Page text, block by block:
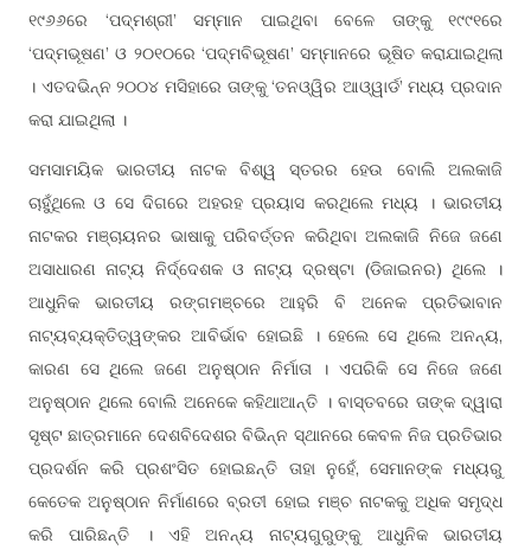
୧୯୬୬ରେ ‘ପଦ୍ମଶ୍ରୀ’ ସମ୍ମାନ ପାଇଥିବା ବେଳେ ତାଙ୍କୁ ୧୯୯୧ରେ
‘ପଦ୍ମଭୂଷଣ’ ଓ ୨୦୧୦ରେ ‘ପଦ୍ମବିଭୂଷଣ’ ସମ୍ମାନରେ ଭୂଷିତ କରାଯାଇଥିଲା
। ଏତଦଭିନ୍ନ ୨୦୦୪ ମସିହାରେ ତାଙ୍କୁ ‘ତନଓ୍ୱିର ଆଓ୍ୱାର୍ଡ’ ମଧ୍ୟ ପ୍ରଦାନ
କରା ଯାଇଥିଲା ।
ସମସାମୟିକ ଭାରତୀୟ ନାଟକ ବିଶ୍ୱ ସ୍ତରର ହେଉ ବୋଲି ଅଲକାଜି
ଚାହୁଁଥିଲେ ଓ ସେ ଦିଗରେ ଅହରହ ପ୍ରୟାସ କରଥିଲେ ମଧ୍ୟ । ଭାରତୀୟ
ନାଟକର ମଞ୍ଚାୟନର ଭାଷାକୁ ପରିବର୍ତ୍ତନ କରିଥିବା ଅଲକାଜି ନିଜେ ଜଣେ
ଅସାଧାରଣ ନାଟ୍ୟ ନିର୍ଦ୍ଦେଶକ ଓ ନାଟ୍ୟ ଦ୍ରଷ୍ଟା (ଡିଜାଇନର) ଥିଲେ ।
ଆଧୁନିକ ଭାରତୀୟ ରଙ୍ଗମଞ୍ଚରେ ଆହୁରି ବି ଅନେକ ପ୍ରତିଭାବାନ
ନାଟ୍ୟବ୍ୟକ୍ତିତ୍ୱଙ୍କର ଆବିର୍ଭାବ ହୋଇଛି । ହେଲେ ସେ ଥିଲେ ଅନନ୍ୟ,
କାରଣ ସେ ଥିଲେ ଜଣେ ଅନୁଷ୍ଠାନ ନିର୍ମାତା । ଏପରିକି ସେ ନିଜେ ଜଣେ
ଅନୁଷ୍ଠାନ ଥିଲେ ବୋଲି ଅନେକେ କହିଥାଆନ୍ତି । ବାସ୍ତବରେ ତାଙ୍କ ଦ୍ୱାରା
ସୃଷ୍ଟ ଛାତ୍ରମାନେ ଦେଶବିଦେଶର ବିଭିନ୍ନ ସ୍ଥାନରେ କେବଳ ନିଜ ପ୍ରତିଭାର
ପ୍ରଦର୍ଶନ କରି ପ୍ରଶଂସିତ ହୋଇଛନ୍ତି ତାହା ନୁହେଁ, ସେମାନଙ୍କ ମଧ୍ୟରୁ
କେତେକ ଅନୁଷ୍ଠାନ ନିର୍ମାଣରେ ବ୍ରତୀ ହୋଇ ମଞ୍ଚ ନାଟକକୁ ଅଧିକ ସମୃଦ୍ଧ
କରି ପାରିଛନ୍ତି । ଏହି ଅନନ୍ୟ ନାଟ୍ୟଗୁରୁଙ୍କୁ ଆଧୁନିକ ଭାରତୀୟ